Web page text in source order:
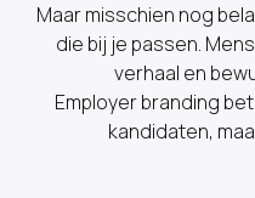
Maar misschien nog
die bij je passen.
verhaal en
Employer branding
kandidaten,